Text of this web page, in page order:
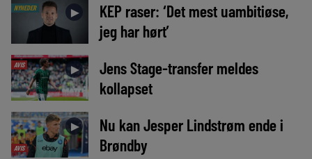
NYHEDER ►
KEP raser: ‘Det mest uambitiøse,
jeg har hørt’
AVIS ►
Jens Stage-transfer meldes
kollapset
AVIS
►
Nu kan Jesper Lindstrøm ende i
Brøndby